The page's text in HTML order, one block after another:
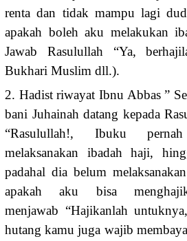
renta dan tidak mampu lagi
apakah boleh aku melakukan
Jawab Rasulullah “Ya,
Bukhari Muslim dll.).
2. Hadist riwayat Ibnu Abbas ”
bani Juhainah datang kepada
“Rasulullah!, Ibuku
melaksanakan ibadah haji,
padahal dia belum
apakah aku bisa
menjawab “Hajikanlah
hutang kamu juga wajib